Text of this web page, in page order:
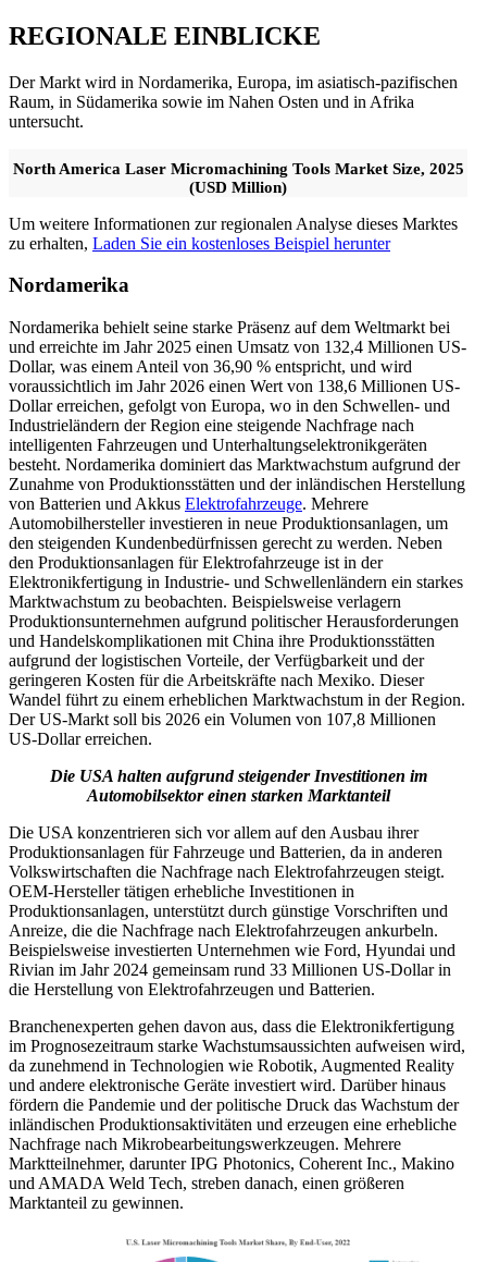
REGIONALE EINBLICKE
Der Markt wird in Nordamerika, Europa, im asiatisch-pazifischen
Raum, in Südamerika sowie im Nahen Osten und in Afrika
untersucht.
North America Laser Micromachining Tools Market Size, 2025
(USD Million)
Um weitere Informationen zur regionalen Analyse dieses Marktes
zu erhalten, Laden Sie ein kostenloses Beispiel herunter
Nordamerika
Nordamerika behielt seine starke Präsenz auf dem Weltmarkt bei
und erreichte im Jahr 2025 einen Umsatz von 132,4 Millionen US-
Dollar, was einem Anteil von 36,90 % entspricht, und wird
voraussichtlich im Jahr 2026 einen Wert von 138,6 Millionen US-
Dollar erreichen, gefolgt von Europa, wo in den Schwellen- und
Industrieländern der Region eine steigende Nachfrage nach
intelligenten Fahrzeugen und Unterhaltungselektronikgeräten
besteht. Nordamerika dominiert das Marktwachstum aufgrund der
Zunahme von Produktionsstätten und der inländischen Herstellung
von Batterien und Akkus Elektrofahrzeuge. Mehrere
Automobilhersteller investieren in neue Produktionsanlagen, um
den steigenden Kundenbedürfnissen gerecht zu werden. Neben
den Produktionsanlagen für Elektrofahrzeuge ist in der
Elektronikfertigung in Industrie- und Schwellenländern ein starkes
Marktwachstum zu beobachten. Beispielsweise verlagern
Produktionsunternehmen aufgrund politischer Herausforderungen
und Handelskomplikationen mit China ihre Produktionsstätten
aufgrund der logistischen Vorteile, der Verfügbarkeit und der
geringeren Kosten für die Arbeitskräfte nach Mexiko. Dieser
Wandel führt zu einem erheblichen Marktwachstum in der Region.
Der US-Markt soll bis 2026 ein Volumen von 107,8 Millionen
US-Dollar erreichen.
Die USA halten aufgrund steigender Investitionen im
Automobilsektor einen starken Marktanteil
Die USA konzentrieren sich vor allem auf den Ausbau ihrer
Produktionsanlagen für Fahrzeuge und Batterien, da in anderen
Volkswirtschaften die Nachfrage nach Elektrofahrzeugen steigt.
OEM-Hersteller tätigen erhebliche Investitionen in
Produktionsanlagen, unterstützt durch günstige Vorschriften und
Anreize, die die Nachfrage nach Elektrofahrzeugen ankurbeln.
Beispielsweise investierten Unternehmen wie Ford, Hyundai und
Rivian im Jahr 2024 gemeinsam rund 33 Millionen US-Dollar in
die Herstellung von Elektrofahrzeugen und Batterien.
Branchenexperten gehen davon aus, dass die Elektronikfertigung
im Prognosezeitraum starke Wachstumsaussichten aufweisen wird,
da zunehmend in Technologien wie Robotik, Augmented Reality
und andere elektronische Geräte investiert wird. Darüber hinaus
fördern die Pandemie und der politische Druck das Wachstum der
inländischen Produktionsaktivitäten und erzeugen eine erhebliche
Nachfrage nach Mikrobearbeitungswerkzeugen. Mehrere
Marktteilnehmer, darunter IPG Photonics, Coherent Inc., Makino
und AMADA Weld Tech, streben danach, einen größeren
Marktanteil zu gewinnen.